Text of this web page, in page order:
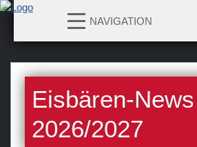
NAVIGATION
News
2026-2027
2025-2026
2024-2025
Eisbären-News
2026/2027